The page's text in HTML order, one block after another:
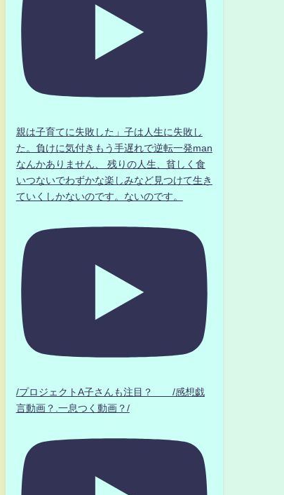
親は子育てに失敗した」子は人生に失敗し
た。負けに気付きもう手遅れで逆転一発man
なんかありません、 残りの人生、貧しく食
いつないでわずかな楽しみなど見つけて生き
ていくしかないのです。ないのです。
/プロジェクトA子さんも注目？ /感想戯
言動画？.一息つく動画？/